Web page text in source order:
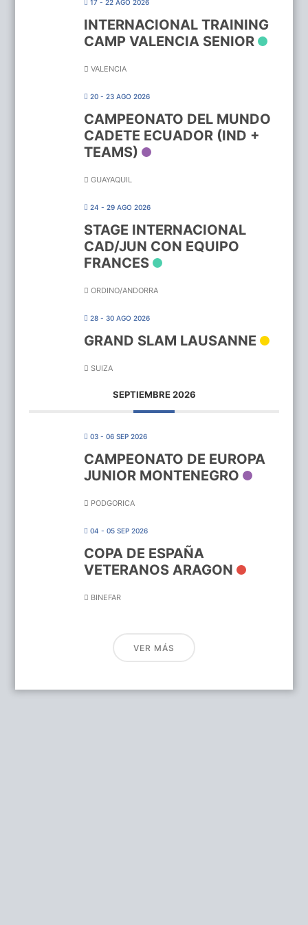
17 - 22 AGO 2026
INTERNACIONAL TRAINING
CAMP VALENCIA SENIOR
VALENCIA
20 - 23 AGO 2026
CAMPEONATO DEL MUNDO
CADETE ECUADOR (IND +
TEAMS)
GUAYAQUIL
24 - 29 AGO 2026
STAGE INTERNACIONAL
CAD/JUN CON EQUIPO
FRANCES
ORDINO/ANDORRA
28 - 30 AGO 2026
GRAND SLAM LAUSANNE
SUIZA
SEPTIEMBRE 2026
03 - 06 SEP 2026
CAMPEONATO DE EUROPA
JUNIOR MONTENEGRO
PODGORICA
04 - 05 SEP 2026
COPA DE ESPAÑA
VETERANOS ARAGON
BINEFAR
VER MÁS